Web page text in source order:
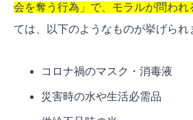
会を奪う行為」で、モラルが問われ
ては、以下のようなものが挙げられ
コロナ禍のマスク・消毒液
災害時の水や生活必需品